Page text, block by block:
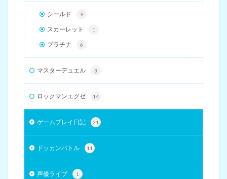
シールド 9
スカーレット 1
プラチナ 6
マスターデュエル 3
ロックマンエグゼ 14
ゲームプレイ日記 21
ドッカンバトル 11
声優ライブ 1